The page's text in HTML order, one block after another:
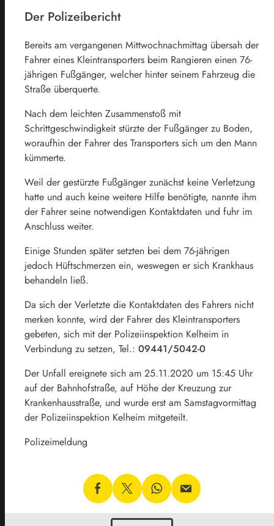
Der Polizeibericht
Bereits am vergangenen Mittwochnachmittag übersah der
Fahrer eines Kleintransporters beim Rangieren einen 76-
jährigen Fußgänger, welcher hinter seinem Fahrzeug die
Straße überquerte.
Nach dem leichten Zusammenstoß mit
Schrittgeschwindigkeit stürzte der Fußgänger zu Boden,
woraufhin der Fahrer des Transporters sich um den Mann
kümmerte.
Weil der gestürzte Fußgänger zunächst keine Verletzung
hatte und auch keine weitere Hilfe benötigte, nannte ihm
der Fahrer seine notwendigen Kontaktdaten und fuhr im
Anschluss weiter.
Einige Stunden später setzten bei dem 76-jährigen
jedoch Hüftschmerzen ein, weswegen er sich Krankhaus
behandeln ließ.
Da sich der Verletzte die Kontaktdaten des Fahrers nicht
merken konnte, wird der Fahrer des Kleintransporters
gebeten, sich mit der Polizeiinspektion Kelheim in
Verbindung zu setzen, Tel.: 09441/5042-0
Der Unfall ereignete sich am 25.11.2020 um 15:45 Uhr
auf der Bahnhofstraße, auf Höhe der Kreuzung zur
Krankenhausstraße, und wurde erst am Samstagvormittag
der Polizeiinspektion Kelheim mitgeteilt.
Polizeimeldung